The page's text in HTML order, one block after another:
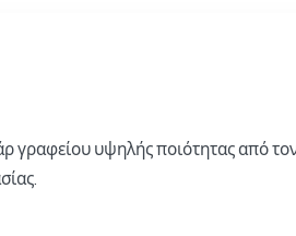
γραφείου υψηλής ποιότητας από